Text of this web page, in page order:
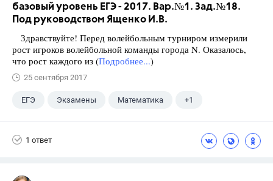
базовый уровень ЕГЭ - 2017. Вар.№1. Зад.№18.
Под руководством Ященко И.В.
Здравствуйте! Перед волейбольным турниром измерили
рост игроков волейбольной команды города N. Оказалось,
что рост каждого из (Подробнее...)
25 сентября 2017
ЕГЭ Экзамены Математика +1
1 ответ